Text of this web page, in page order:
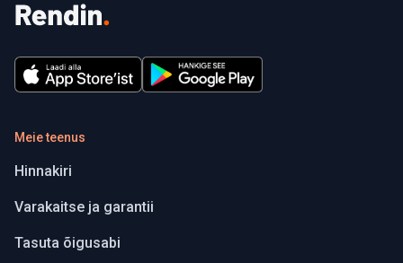
Meie teenus
Hinnakiri
Varakaitse ja garantii
Tasuta õigusabi